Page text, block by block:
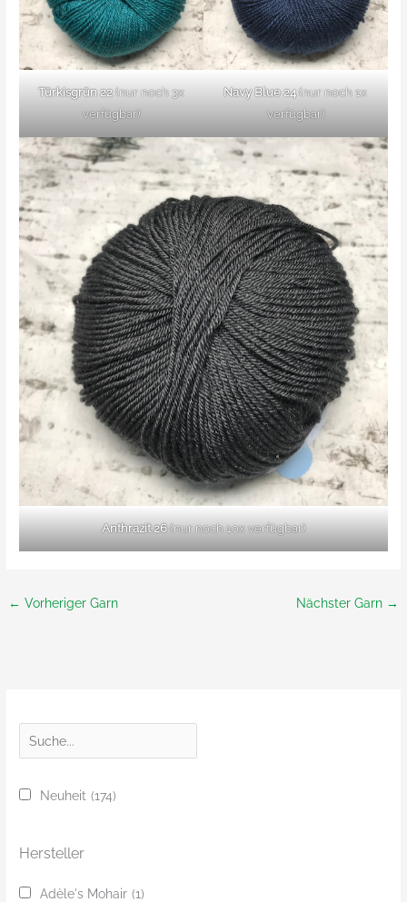
Türkisgrün 22(nur noch 3x
verfügbar)
Navy Blue 24(nur noch 1x
verfügbar)
Anthrazit 26(nur noch 10x verfügbar)
← Vorheriger Garn Nächster Garn →
u
Neuheit (174)
Hersteller
Adèle's Mohair (1)